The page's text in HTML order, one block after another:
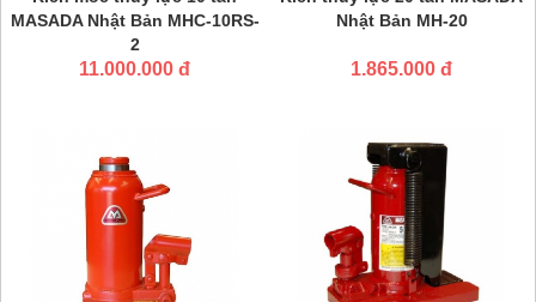
MASADA Nhật Bản MHC-10RS-
2
11.000.000 đ
Nhật Bản MH-20
1.865.000 đ